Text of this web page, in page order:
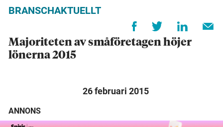
BRANSCHAKTUELLT
Majoriteten av småföretagen höjer
lönerna 2015
26 februari 2015
ANNONS